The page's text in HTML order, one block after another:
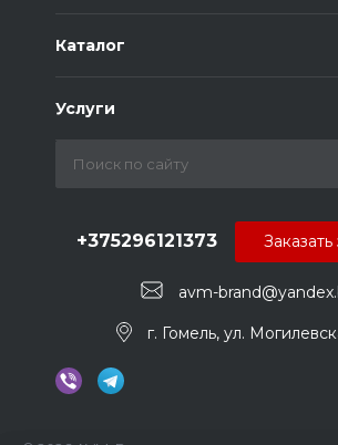
Каталог
Услуги
+375296121373
avm-
г. Гомель, ул.